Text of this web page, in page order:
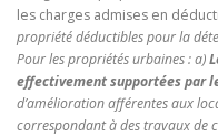
les charges admises en
propriété déductibles pour la
Pour les propriétés urbaines : a)
effectivement supportées par
d’amélioration afférentes aux
correspondant à des travaux de